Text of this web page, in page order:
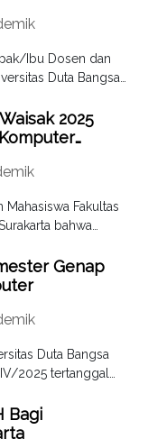
Ibu Dosen dan
Duta Bangsa
2025
Fakultas
bahwa
Genap
Duta Bangsa
Duta Bangsa
Bagi